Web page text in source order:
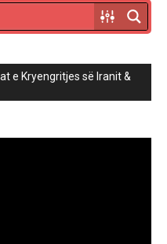
e Kryengritjes së Iranit &